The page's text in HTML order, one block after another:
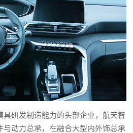
具研发制造能力的头部企业，航天智
与动力总承，在融合大型内外饰总承